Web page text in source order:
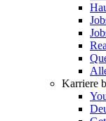
Karriere